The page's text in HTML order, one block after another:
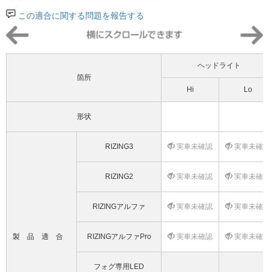
この適合に関する問題を報告する
箇所
ヘッドライト
Hi Lo
形状
製品適合
RIZING3 実車未確認 実車未確
RIZING2 実車未確認 実車未確
RIZINGアルファ 実車未確認 実車未確
RIZINGアルファPro 実車未確認 実車未確
フォグ専用LED